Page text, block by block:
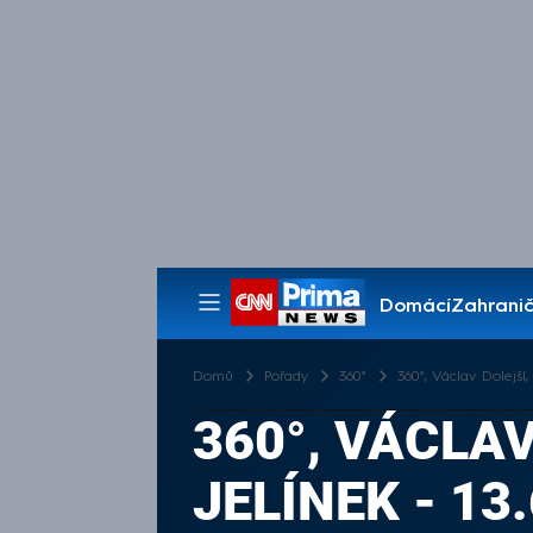
Domácí
Pořady
Domů Pořady 360° 360°, Václav
360°,
JELÍNEK -